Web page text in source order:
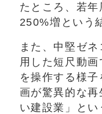
たところ、若
250%増という
また、中堅ゼ
用した短尺動
を操作する様
画が驚異的な
い建設業」と